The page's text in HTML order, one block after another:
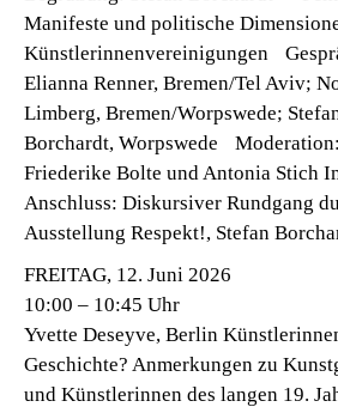
Manifeste und politische
Künstlerinnenvereinigungen
Elianna Renner, Bremen/Tel Aviv;
Limberg, Bremen/Worpswede;
Borchardt, Worpswede Moderation:
Friederike Bolte und Antonia Stich
Anschluss: Diskursiver Rundgang
Ausstellung Respekt!, Stefan
FREITAG, 12. Juni 2026
10:00 – 10:45 Uhr
Yvette Deseyve, Berlin
Geschichte? Anmerkungen zu
und Künstlerinnen des langen 19.